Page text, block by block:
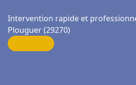
Intervention rapide et
Plouguer (29270)